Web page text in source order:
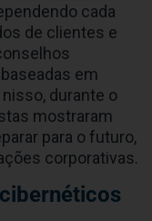
cada
de clientes e
em
durante o
mostraram
para o futuro,
corporativas.